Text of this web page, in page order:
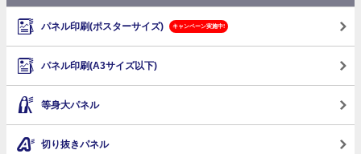
パネル印刷(ポスターサイズ) キャンペーン実施中!
パネル印刷(A3サイズ以下)
等身大パネル
切り抜きパネル